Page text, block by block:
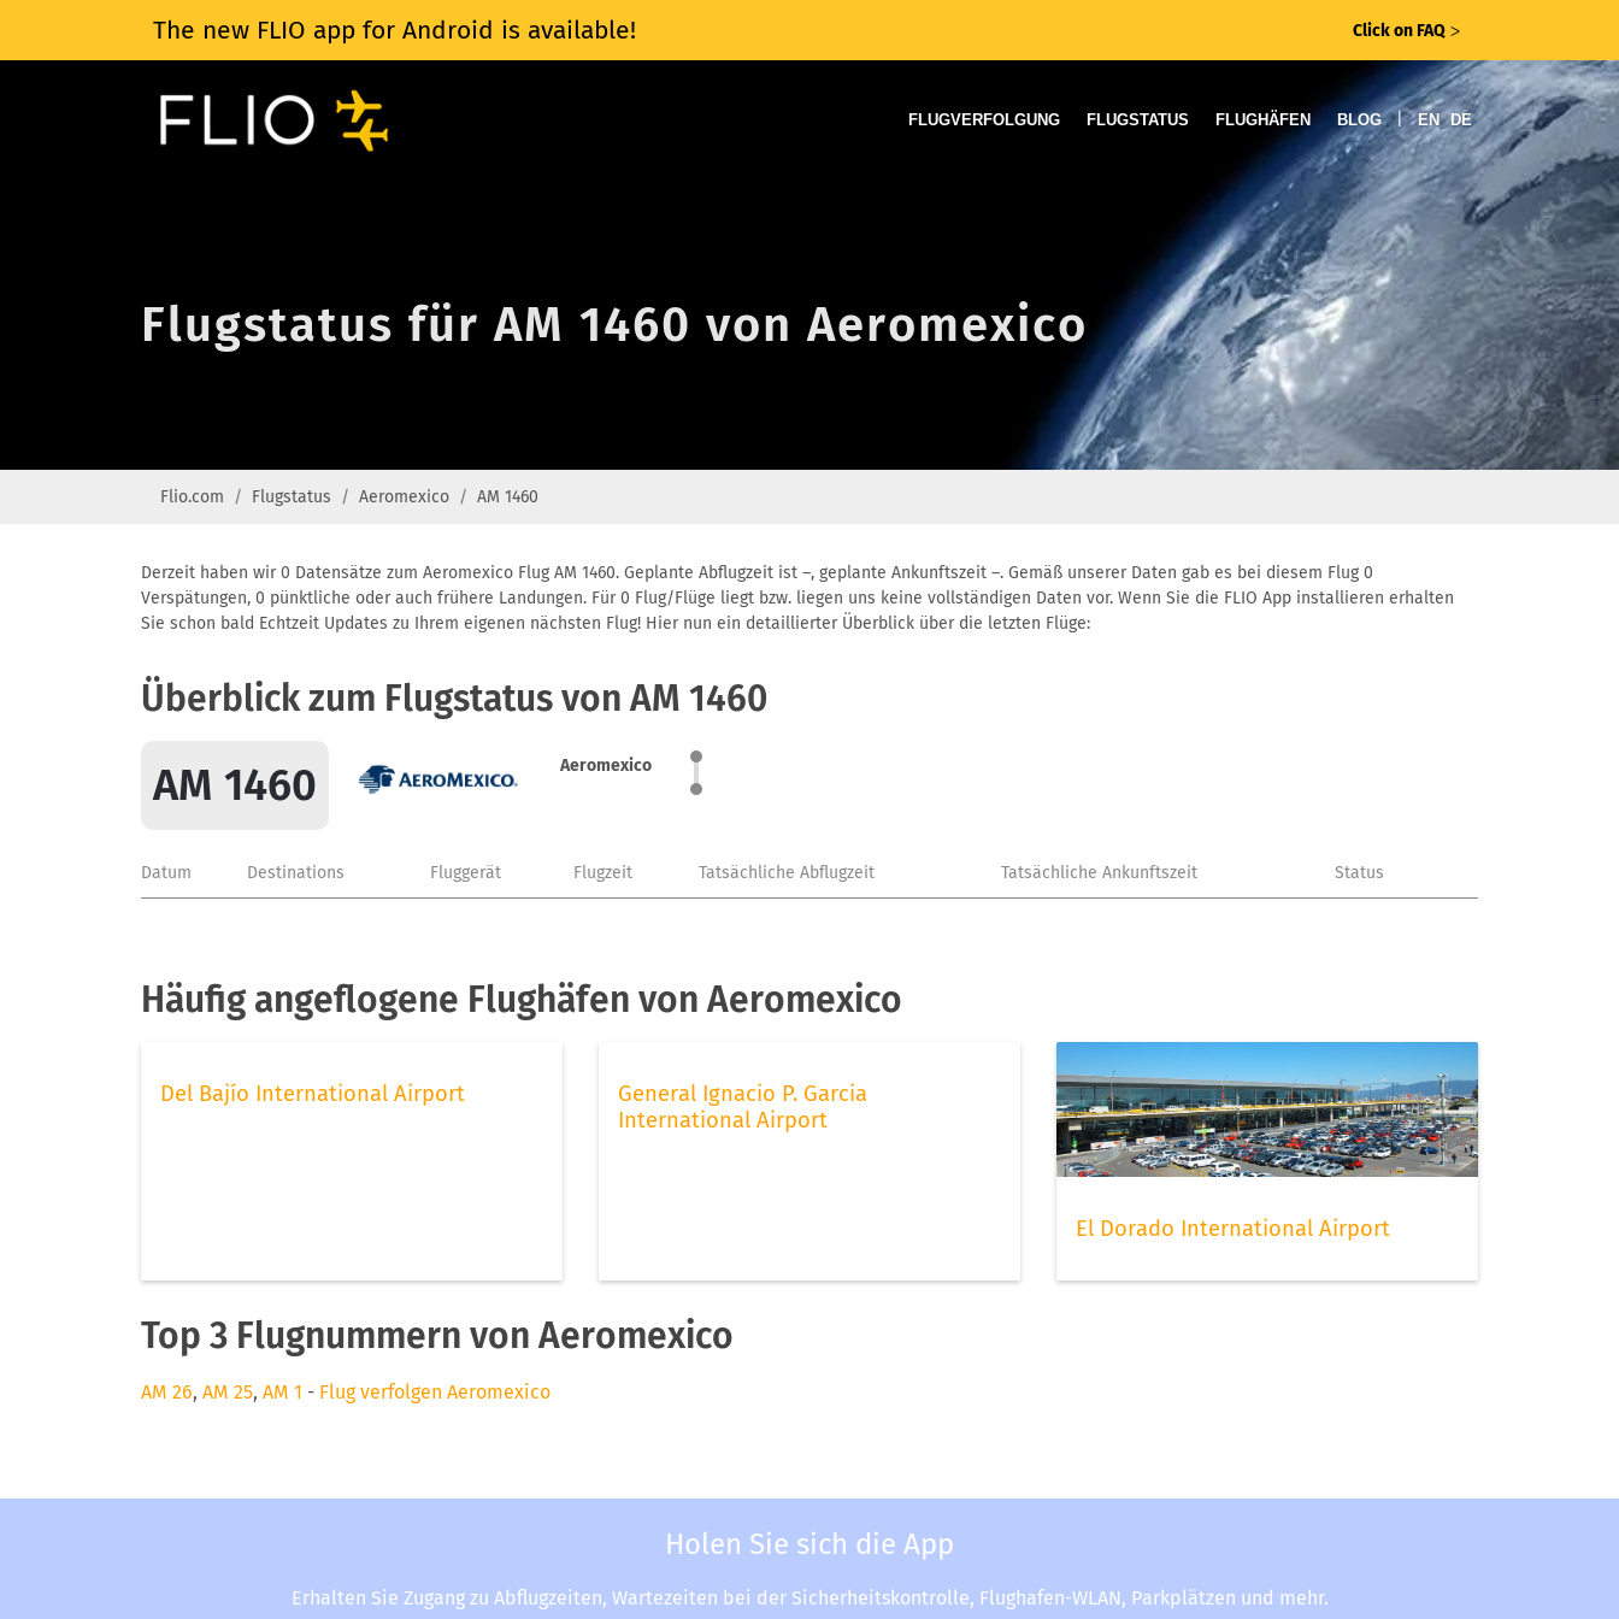
The new FLIO app for Android is available! Click on FAQ ᐳ
FLUGVERFOLGUNG FLUGSTATUS FLUGHÄFEN BLOG | EN DE
Flugstatus für AM 1460 von Aeromexico
Flio.com Flugstatus Aeromexico AM 1460
Derzeit haben wir 0 Datensätze zum Aeromexico Flug AM 1460. Geplante Abflugzeit ist –, geplante Ankunftszeit –. Gemäß unserer Daten gab es bei diesem Flug 0
Verspätungen, 0 pünktliche oder auch frühere Landungen. Für 0 Flug/Flüge liegt bzw. liegen uns keine vollständigen Daten vor. Wenn Sie die FLIO App installieren erhalten
Sie schon bald Echtzeit Updates zu Ihrem eigenen nächsten Flug! Hier nun ein detaillierter Überblick über die letzten Flüge:
Überblick zum Flugstatus von AM 1460
AM 1460 Aeromexico
Datum Destinations Fluggerät Flugzeit Tatsächliche Abflugzeit Tatsächliche Ankunftszeit Status
Häufig angeflogene Flughäfen von Aeromexico
Del Bajío International Airport
General Ignacio P. Garcia
International Airport
El Dorado International Airport
Top 3 Flugnummern von Aeromexico
AM 26, AM 25, AM 1 - Flug verfolgen Aeromexico
Holen Sie sich die App
Erhalten Sie Zugang zu Abflugzeiten, Wartezeiten bei der Sicherheitskontrolle, Flughafen-WLAN, Parkplätzen und mehr.